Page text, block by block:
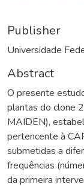
Publisher
Universidade
Abstract
O presente
plantas do clone
MAIDEN),
pertencente à
submetidas a
frequências
da primeira